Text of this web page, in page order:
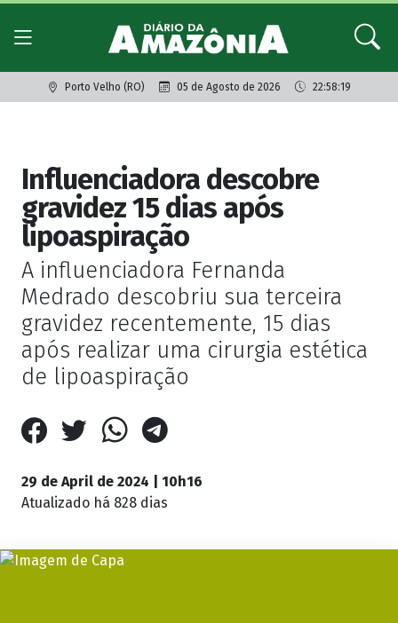
Porto Velho (RO) 05 de Agosto de 2026 22:58:19
Influenciadora descobre
gravidez 15 dias após
lipoaspiração
A influenciadora Fernanda
Medrado descobriu sua terceira
gravidez recentemente, 15 dias
após realizar uma cirurgia estética
de lipoaspiração
29 de April de 2024 | 10h16
Atualizado há 828 dias